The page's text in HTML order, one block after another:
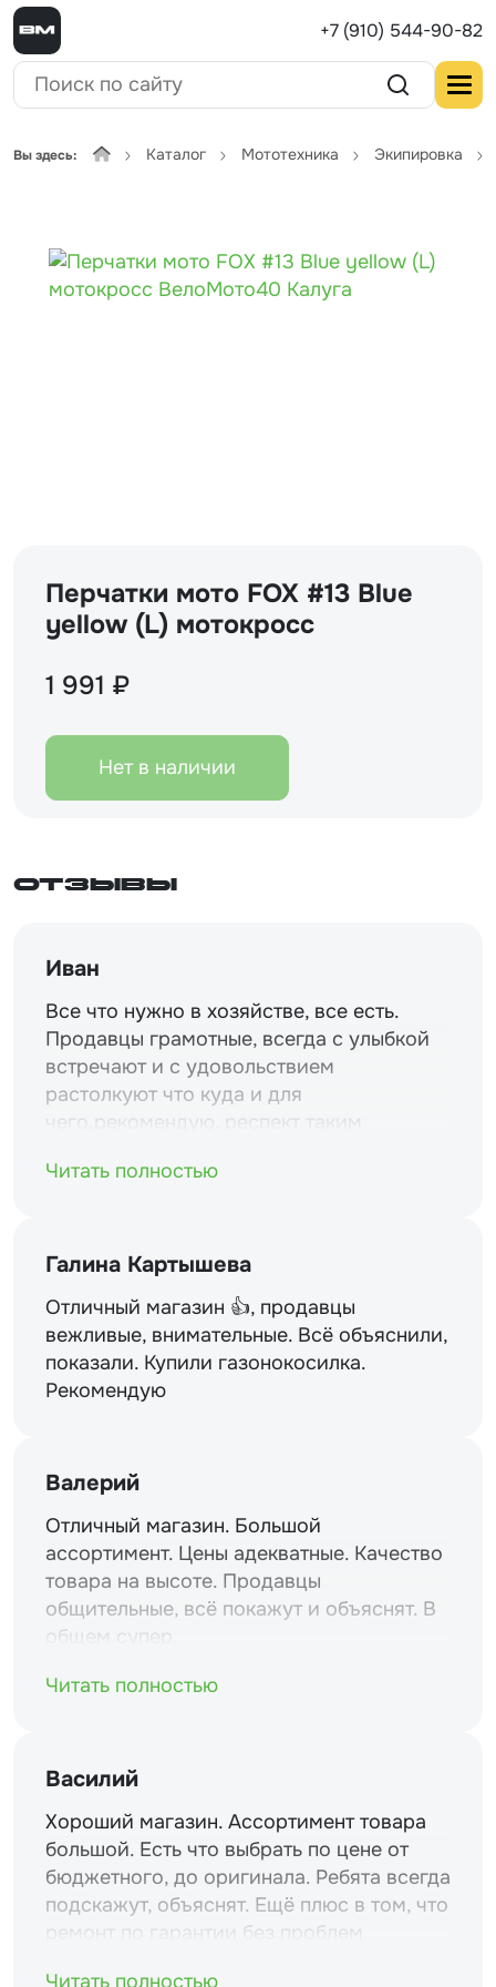
+7 (910) 544-90-82
Вы здесь: Каталог Мототехника Экипировка
Перчатки мото FOX #13 Blue
yellow (L) мотокросс
1 991 ₽
Нет в наличии
Отзывы
Иван
Все что нужно в хозяйстве, все есть.
Продавцы грамотные, всегда с улыбкой
встречают и с удовольствием
растолкуют что куда и для
чего.рекомендую. респект таким
Читать полностью
Галина Картышева
Отличный магазин 👍, продавцы
вежливые, внимательные. Всё объяснили,
показали. Купили газонокосилка.
Рекомендую
Валерий
Отличный магазин. Большой
ассортимент. Цены адекватные. Качество
товара на высоте. Продавцы
общительные, всё покажут и объяснят. В
общем супер.
Читать полностью
Василий
Хороший магазин. Ассортимент товара
большой. Есть что выбрать по цене от
бюджетного, до оригинала. Ребята всегда
подскажут, объяснят. Ещё плюс в том, что
ремонт по гарантии без проблем.
Читать полностью